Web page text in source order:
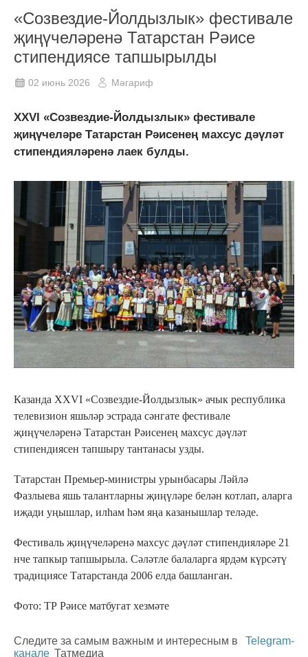
«Созвездие-Йолдызлык» фестивале
җиңүчеләренә Татарстан Рәисе
стипендиясе тапшырылды
02 июнь 2026 Мәгариф
XXVI «Созвездие-Йолдызлык» фестивале
җиңүчеләре Татарстан Рәисенең махсус дәүләт
стипендияләренә лаек булды.
Казанда XXVI «Созвездие-Йолдызлык» ачык республика
телевизион яшьләр эстрада сәнгате фестивале
җиңүчеләренә Татарстан Рәисенең махсус дәүләт
стипендиясен тапшыру тантанасы узды.
Татарстан Премьер-министры урынбасары Ләйлә
Фазлыева яшь талантларны җиңүләре белән котлап, аларга
иҗади уңышлар, илһам һәм яңа казанышлар теләде.
Фестиваль җиңүчеләренә махсус дәүләт стипендияләре 21
нче тапкыр тапшырыла. Сәләтле балаларга ярдәм күрсәтү
традициясе Татарстанда 2006 елда башланган.
Фото: ТР Рәисе матбугат хезмәте
Следите за самым важным и интересным в
Telegram-
канале Татмедиа